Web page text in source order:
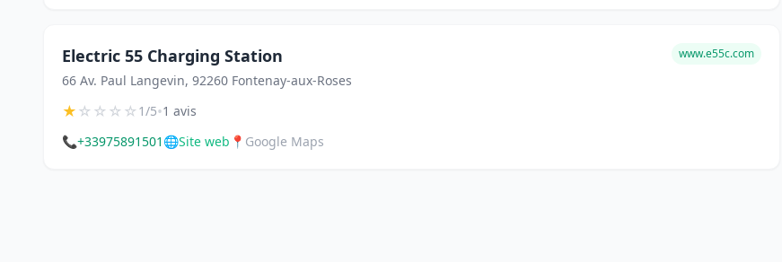
Electric 55 Charging Station
66 Av. Paul Langevin, 92260 Fontenay-aux-Roses
www.e55c.com
★☆☆☆☆1/5•1 avis
📞+33975891501 🌐Site web 📍 Google Maps